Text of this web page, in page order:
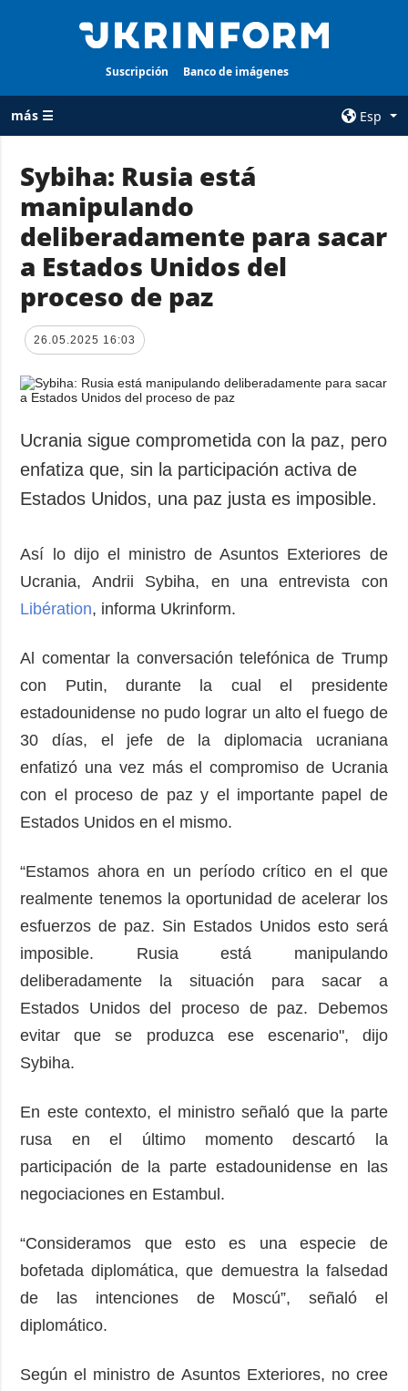
Suscripción Banco de imágenes
más ☰
Esp
TODAS LAS
CATEGORÍAS
Guerra
Reconstrucción
de Ucrania
Política
Economía
Defensa
Cultura
Deportes
Crimen
emergencias
sobre la agencia
contacto
privacidad y
ADICIONAL
Podcasts
Entrevistas
Releases
SERVICIOS
imágenes
Sybiha: Rusia está
manipulando
deliberadamente para sacar
a Estados Unidos del
proceso de paz
26.05.2025 16:03
Ucrania sigue comprometida con la paz, pero
enfatiza que, sin la participación activa de
Estados Unidos, una paz justa es imposible.
Así lo dijo el ministro de Asuntos Exteriores de
Ucrania, Andrii Sybiha, en una entrevista con
Libération, informa Ukrinform.
Al comentar la conversación telefónica de Trump
con Putin, durante la cual el presidente
estadounidense no pudo lograr un alto el fuego de
30 días, el jefe de la diplomacia ucraniana
enfatizó una vez más el compromiso de Ucrania
con el proceso de paz y el importante papel de
Estados Unidos en el mismo.
“Estamos ahora en un período crítico en el que
realmente tenemos la oportunidad de acelerar los
esfuerzos de paz. Sin Estados Unidos esto será
imposible. Rusia está manipulando
deliberadamente la situación para sacar a
Estados Unidos del proceso de paz. Debemos
evitar que se produzca ese escenario", dijo
Sybiha.
En este contexto, el ministro señaló que la parte
rusa en el último momento descartó la
participación de la parte estadounidense en las
negociaciones en Estambul.
“Consideramos que esto es una especie de
bofetada diplomática, que demuestra la falsedad
de las intenciones de Moscú”, señaló el
diplomático.
Según el ministro de Asuntos Exteriores, no cree